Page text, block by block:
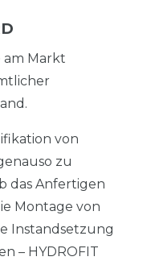
Markt
von
zu
das Anfertigen
Montage von
Instandsetzung
– HYDROFIT